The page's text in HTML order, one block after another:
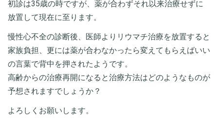
初診は35歳の時ですが、薬が合わずそれ以来治療せずに
放置して現在に至ります。
慢性心不全の診断後、医師よりリウマチ治療を放置すると
家族負担、更には薬が合わなかったら変えてもらえばいい
の言葉で背中を押されたようです。
高齢からの治療再開になると治療方法はどのようなものが
予想されますでしょうか？
よろしくお願いします。